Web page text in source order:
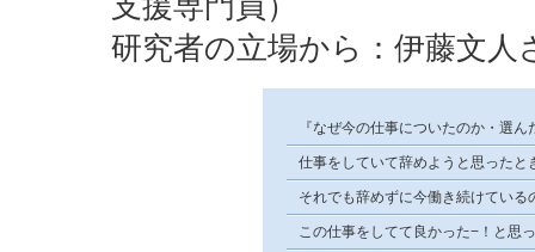
研究者の立場から：伊藤文人
『なぜ今の仕事についたのか・選
仕事をしていて辞めようと思ったと
それでも辞めずに今働き続けている
この仕事をしてて良かった−！と思